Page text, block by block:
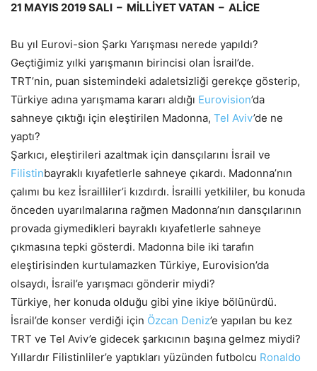
21 MAYIS 2019 SALI – MİLLİYET VATAN – ALİCE
Bu yıl Eurovi-sion Şarkı Yarışması nerede yapıldı?
Geçtiğimiz yılki yarışmanın birincisi olan İsrail’de.
TRT’nin, puan sistemindeki adaletsizliği gerekçe gösterip,
Türkiye adına yarışmama kararı aldığı Eurovision’da
sahneye çıktığı için eleştirilen Madonna, Tel Aviv’de ne
yaptı?
Şarkıcı, eleştirileri azaltmak için dansçılarını İsrail ve
Filistinbayraklı kıyafetlerle sahneye çıkardı. Madonna’nın
çalımı bu kez İsrailliler’i kızdırdı. İsrailli yetkililer, bu konuda
önceden uyarılmalarına rağmen Madonna’nın dansçılarının
provada giymedikleri bayraklı kıyafetlerle sahneye
çıkmasına tepki gösterdi. Madonna bile iki tarafın
eleştirisinden kurtulamazken Türkiye, Eurovision’da
olsaydı, İsrail’e yarışmacı gönderir miydi?
Türkiye, her konuda olduğu gibi yine ikiye bölünürdü.
İsrail’de konser verdiği için Özcan Deniz’e yapılan bu kez
TRT ve Tel Aviv’e gidecek şarkıcının başına gelmez miydi?
Yıllardır Filistinliler’e yaptıkları yüzünden futbolcu Ronaldo